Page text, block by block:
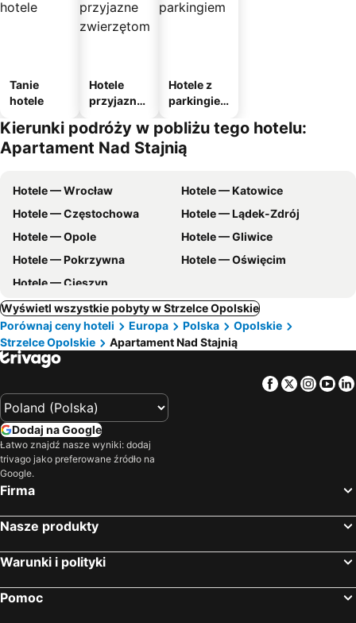
Tanie
hotele
Hotele
przyjazne
m
Hotele z
parkingie
Kierunki podróży w pobliżu tego hotelu:
Apartament Nad Stajnią
Hotele — Wrocław
Hotele — Katowice
Hotele — Częstochowa
Hotele — Lądek-Zdrój
Hotele — Opole
Hotele — Gliwice
Hotele — Pokrzywna
Hotele — Oświęcim
Hotele — Cieszyn
Wyświetl wszystkie pobyty w Strzelce Opolskie
Porównaj ceny hoteli
Europa Polska
Opolskie
Strzelce Opolskie
Apartament Nad Stajnią
Facebook
Twitter
Dodaj na Google
Łatwo znajdź nasze wyniki: dodaj
trivago jako preferowane źródło na
Google.
Firma
Nasze produkty
Warunki i polityki
Pomoc